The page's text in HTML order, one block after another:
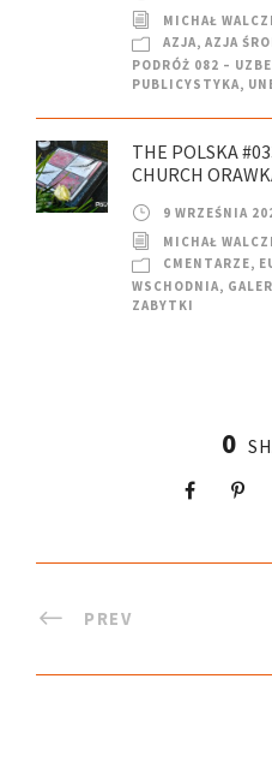
MICHAŁ
AZJA, AZJA
PODRÓŻ 082 –
PUBLICYSTYKA,
THE POLSKA
CHURCH
9 WRZEŚNIA
MICHAŁ
CMENTARZE,
WSCHODNIA,
ZABYTKI
0
PREV